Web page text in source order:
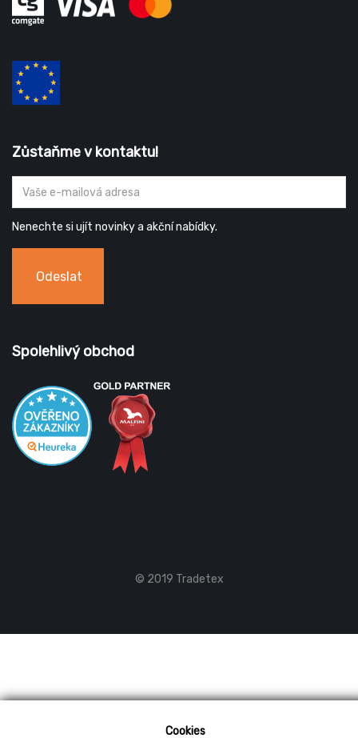
Cookies
Zůstaňme v kontaktu!
Nenechte si ujít novinky a akční nabídky.
Odeslat
Spolehlivý obchod
© 2019 Tradetex